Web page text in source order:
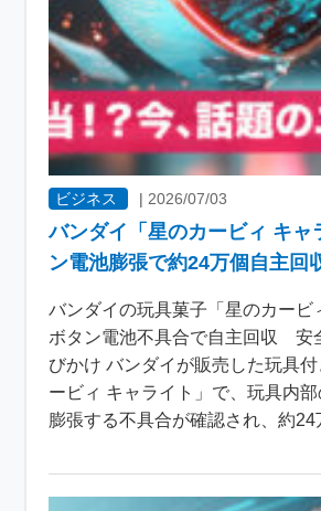
ビジネス | 2026/07/03
バンダイ「星のカービィ キャ
ン電池膨張で約24万個自主回
バンダイの玩具菓子「星のカービ
ボタン電池不具合で自主回収 安
びかけ バンダイが販売した玩具
ービィ キャライト」で、玩具内
膨張する不具合が確認され、約